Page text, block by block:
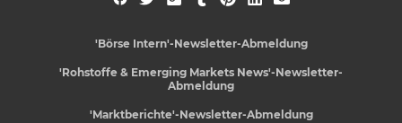
'Börse Intern'-Newsletter-Abmeldung
'Rohstoffe & Emerging Markets News'-Newsletter-
Abmeldung
'Marktberichte'-Newsletter-Abmeldung